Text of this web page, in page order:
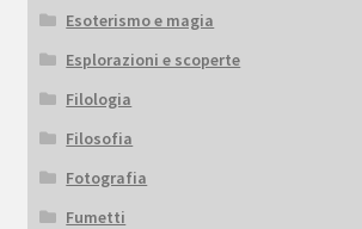
Esoterismo e magia
Esplorazioni e scoperte
Filologia
Filosofia
Fotografia
Fumetti